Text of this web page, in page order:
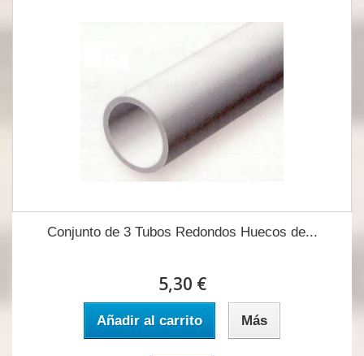
Conjunto de 3 Tubos Redondos Huecos de...
5,30 €
Añadir al carrito Más